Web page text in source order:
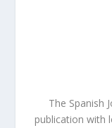
The Spanish
publication with